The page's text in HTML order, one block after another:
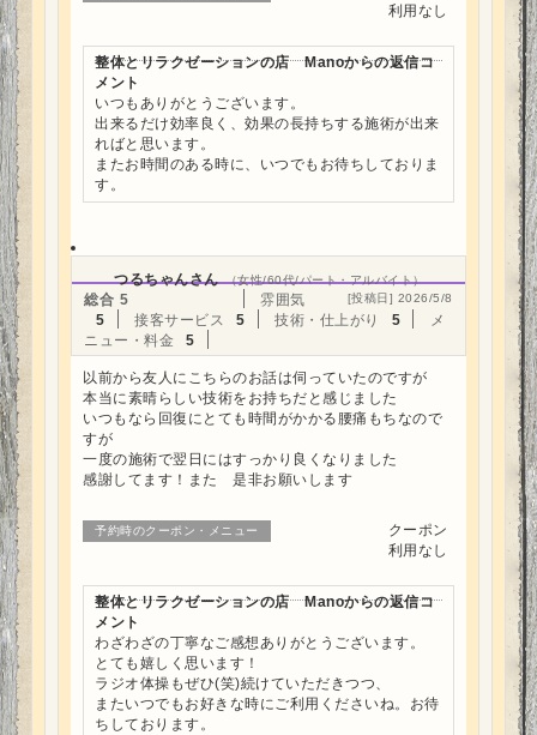
利用なし
整体とリラクゼーションの店 Manoからの返信コ
メント
いつもありがとうございます。
出来るだけ効率良く、効果の長持ちする施術が出来
ればと思います。
またお時間のある時に、いつでもお待ちしておりま
す。
つるちゃんさん （女性/60代/パート・アルバイト）
[投稿日] 2026/5/8
総合 5
雰囲気
5
接客サービス 5 技術・仕上がり 5
メ
ニュー・料金
5
以前から友人にこちらのお話は伺っていたのですが
本当に素晴らしい技術をお持ちだと感じました
いつもなら回復にとても時間がかかる腰痛もちなので
すが
一度の施術で翌日にはすっかり良くなりました
感謝してます！また 是非お願いします
予約時のクーポン・メニュー
クーポン
利用なし
整体とリラクゼーションの店 Manoからの返信コ
メント
わざわざの丁寧なご感想ありがとうございます。
とても嬉しく思います！
ラジオ体操もぜひ(笑)続けていただきつつ、
またいつでもお好きな時にご利用くださいね。お待
ちしております。